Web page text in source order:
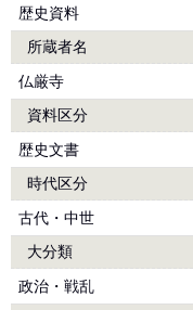
歴史資料
所蔵者名
仏厳寺
資料区分
歴史文書
時代区分
古代・中世
大分類
政治・戦乱